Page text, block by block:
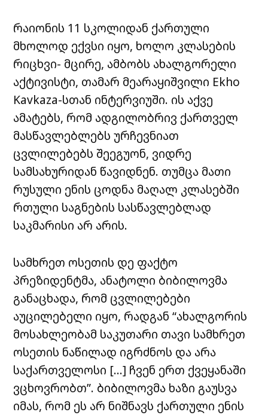
რაიონის 11 სკოლიდან ქართული
მხოლოდ ექვსი იყო, ხოლო კლასების
რიცხვი- მცირე, ამბობს ახალგორელი
აქტივისტი, თამარ მეარაყიშვილი Ekho
Kavkaza-სთან ინტერვიუში. ის აქვე
ამატებს, რომ ადგილობრივ ქართველ
მასწავლებლებს ურჩევნიათ
ცვლილებებს შეეგუონ, ვიდრე
სამსახურიდან წავიდნენ. თუმცა მათი
რუსული ენის ცოდნა მაღალ კლასებში
რთული საგნების სასწავლებლად
საკმარისი არ არის.
სამხრეთ ოსეთის დე ფაქტო
პრეზიდენტმა, ანატოლი ბიბილოვმა
განაცხადა, რომ ცვლილებები
აუცილებელი იყო, რადგან “ახალგორის
მოსახლეობამ საკუთარი თავი სამხრეთ
ოსეთის ნაწილად იგრძნოს და არა
საქართველოსი […] ჩვენ ერთ ქვეყანაში
ვცხოვრობთ”. ბიბილოვმა ხაზი გაუსვა
იმას, რომ ეს არ ნიშნავს ქართული ენის